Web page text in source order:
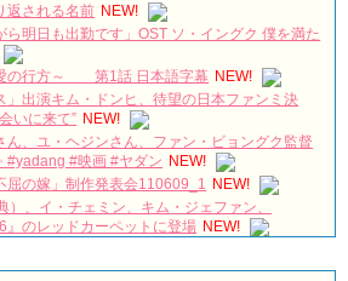
返される名前 NEW!
ら明日も出勤です」OST ソ・イングク 僕を満た
の行方～ 第1話 日本語字幕 NEW!
」出演キム・ドンヒ、待望の日本ファンミ決
いに来て” NEW!
ん、ユ・ヘジンさん、ファン・ビョングク監督
#yadang #映画 #ヤダン NEW!
屈の嫁」制作発表会110609_1
NEW!
）、イ・チェミン、キム・ジェファン、
』のレッドカーペットに登場 NEW!